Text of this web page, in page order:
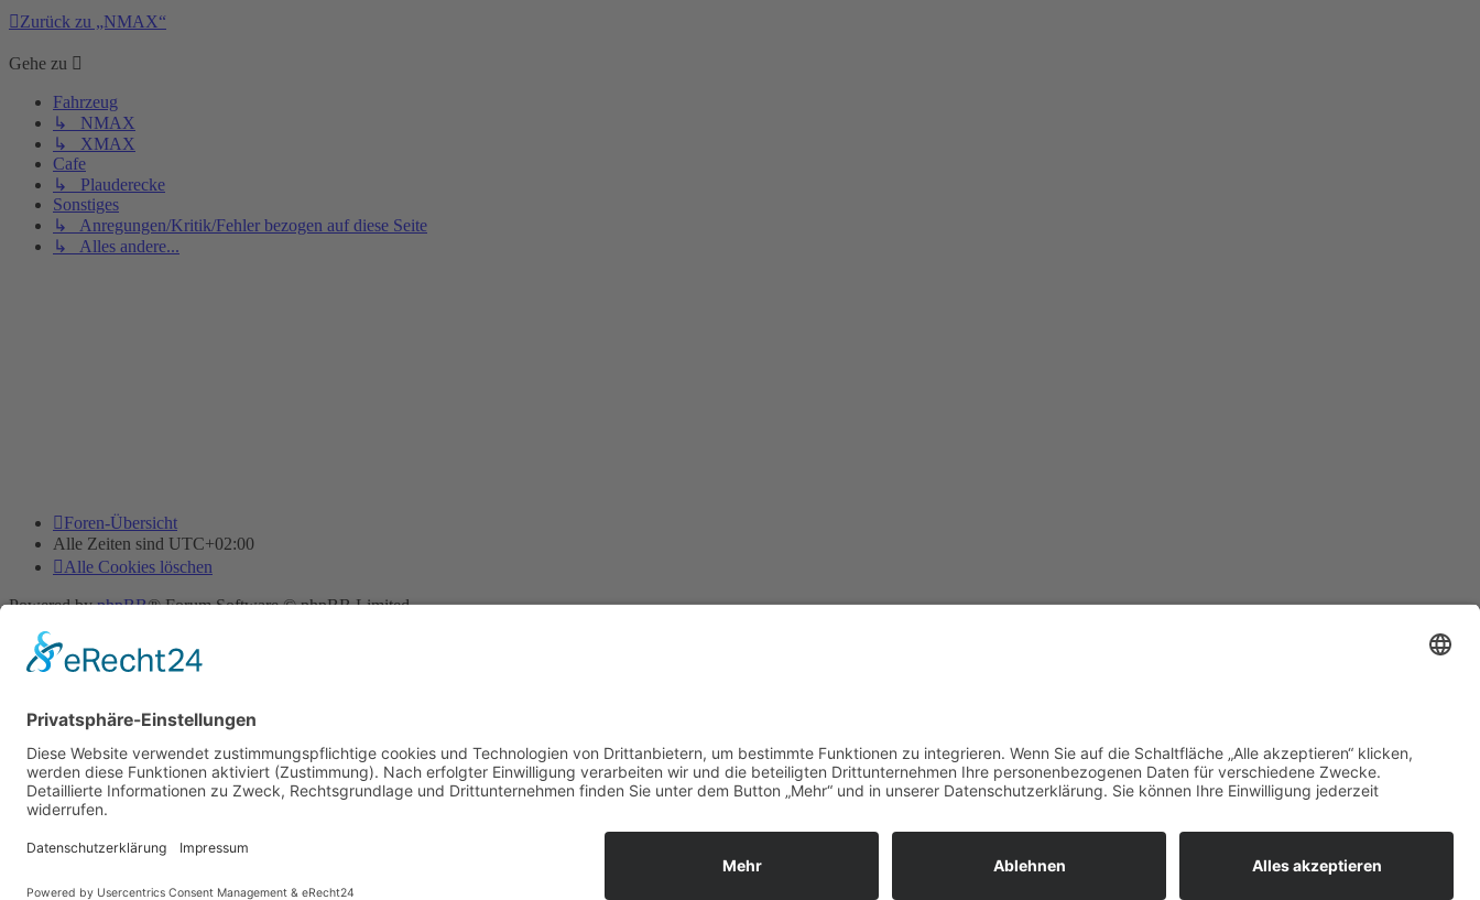
Zurück zu „NMAX“
Gehe zu
Fahrzeug
↳ NMAX
↳ XMAX
Cafe
↳ Plauderecke
Sonstiges
↳ Anregungen/Kritik/Fehler bezogen auf diese Seite
↳ Alles andere...
Foren-Übersicht
Alle Zeiten sind UTC+02:00
Alle Cookies löschen
Powered byphpBB® Forum Software © phpBB Limited
Deutsche Übersetzung durch
Datenschutz |Nutzungsbedingungen
Time: 0.012s| Peak Memory Usage: 12.07 MiB | GZIP: Off